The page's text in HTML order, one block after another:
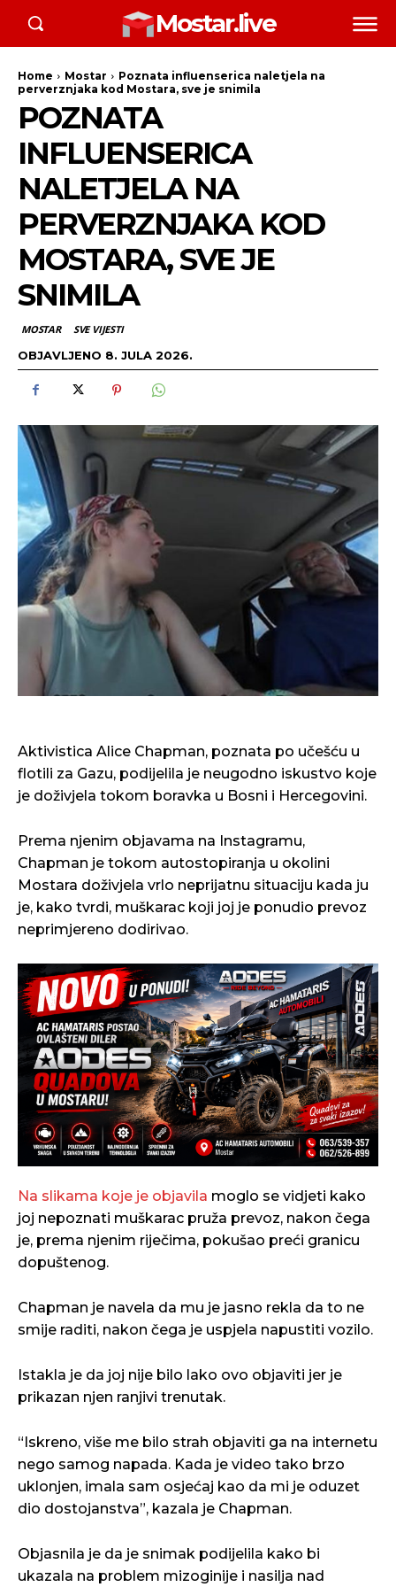
Mostar.live
Home Mostar
Poznata influenserica naletjela na
perverznjaka kod Mostara, sve je snimila
POZNATA
INFLUENSERICA
NALETJELA NA
PERVERZNJAKA KOD
MOSTARA, SVE JE
SNIMILA
MOSTAR SVE VIJESTI
OBJAVLJENO 8. JULA 2026.
Aktivistica Alice Chapman, poznata po učešću u
flotili za Gazu, podijelila je neugodno iskustvo koje
je doživjela tokom boravka u Bosni i Hercegovini.
Prema njenim objavama na Instagramu,
Chapman je tokom autostopiranja u okolini
Mostara doživjela vrlo neprijatnu situaciju kada ju
je, kako tvrdi, muškarac koji joj je ponudio prevoz
neprimjereno dodirivao.
Na slikama koje je objavila moglo se vidjeti kako
joj nepoznati muškarac pruža prevoz, nakon čega
je, prema njenim riječima, pokušao preći granicu
dopuštenog.
Chapman je navela da mu je jasno rekla da to ne
smije raditi, nakon čega je uspjela napustiti vozilo.
Istakla je da joj nije bilo lako ovo objaviti jer je
prikazan njen ranjivi trenutak.
“Iskreno, više me bilo strah objaviti ga na internetu
nego samog napada. Kada je video tako brzo
uklonjen, imala sam osjećaj kao da mi je oduzet
dio dostojanstva”, kazala je Chapman.
Objasnila je da je snimak podijelila kako bi
ukazala na problem mizoginije i nasilja nad